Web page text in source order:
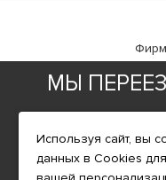
МЫ
МАГАЗИН
ПО
Доставка
Используя сайт, вы
данных в Cookies